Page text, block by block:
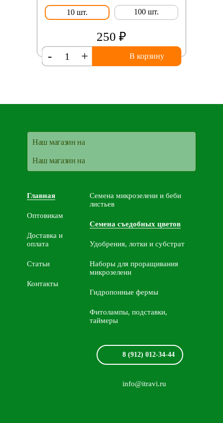
10 шт. 100 шт.
250 ₽
+
- В корзину
Наш магазин на
Наш магазин на
Главная
Оптовикам
Доставка и
оплата
Статьи
Контакты
Семена микрозелени и беби
листьев
Семена съедобных цветов
Удобрения, лотки и субстрат
Наборы для проращивания
микрозелени
Гидропонные фермы
Фитолампы, подставки,
таймеры
8 (912) 012-34-44
info@itravi.ru